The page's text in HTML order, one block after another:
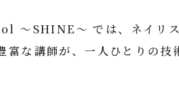
～SHINE～ では、ネイリ
富な講師が、一人ひとりの